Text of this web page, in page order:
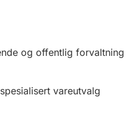
og offentlig forvaltning
vareutvalg